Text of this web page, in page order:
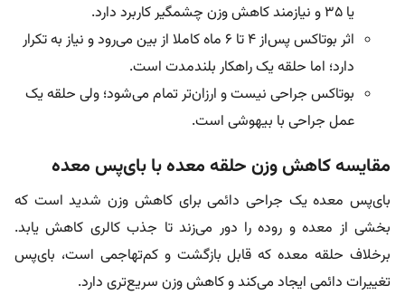
یا ۳۵ و نیازمند کاهش وزن چشمگیر کاربرد دارد.
اثر بوتاکس پس‌از ۴ تا ۶ ماه کاملا از بین می‌رود و نیاز به تکرار
دارد؛ اما حلقه یک راهکار بلندمدت است.
بوتاکس جراحی نیست و ارزان‌تر تمام می‌شود؛ ولی حلقه یک
عمل جراحی با بیهوشی است.
مقایسه کاهش وزن حلقه معده با بای‌پس معده
بای‌پس معده یک جراحی دائمی برای کاهش وزن شدید است که
بخشی از معده و روده را دور می‌زند تا جذب کالری کاهش یابد.
برخلاف حلقه معده که قابل بازگشت و کم‌تهاجمی است، بای‌پس
تغییرات دائمی ایجاد می‌کند و کاهش وزن سریع‌تری دارد.